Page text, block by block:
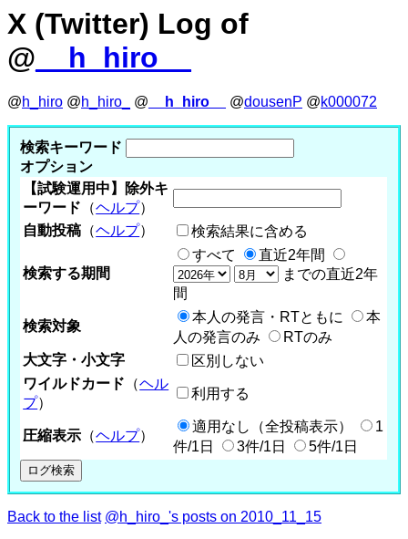
X (Twitter) Log of
@ __h_hiro__
@h_hiro @h_hiro_ @ __h_hiro__ @dousenP @k000072
検索キーワード
オプション
【試験運用中】除外キ
ーワード （ヘルプ）
自動投稿 （ヘルプ） 検索結果に含める
検索する期間
すべて
直近2年間
までの直近2年
間
検索対象
本人の発言・RTともに
本
人の発言のみ
RTのみ
大文字・小文字
区別しない
ワイルドカード （ヘル
プ）
利用する
圧縮表示 （ヘルプ）
適用なし（全投稿表示）
1
件/1日
3件/1日 5件/1日
Back to the list @h_hiro_'s posts on 2010_11_15